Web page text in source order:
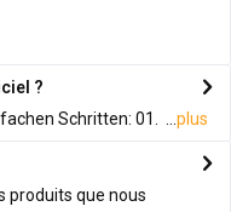
?
Schritten: 01. ... plus
produits que nous